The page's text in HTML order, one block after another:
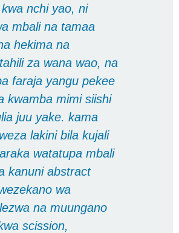
nchi yao, ni
mbali na tamaa
hekima na
za wana wao, na
faraja yangu pekee
kwamba mimi siishi
juu yake. kama
lakini bila kujali
watatupa mbali
kanuni abstract
wa
na muungano
scission,